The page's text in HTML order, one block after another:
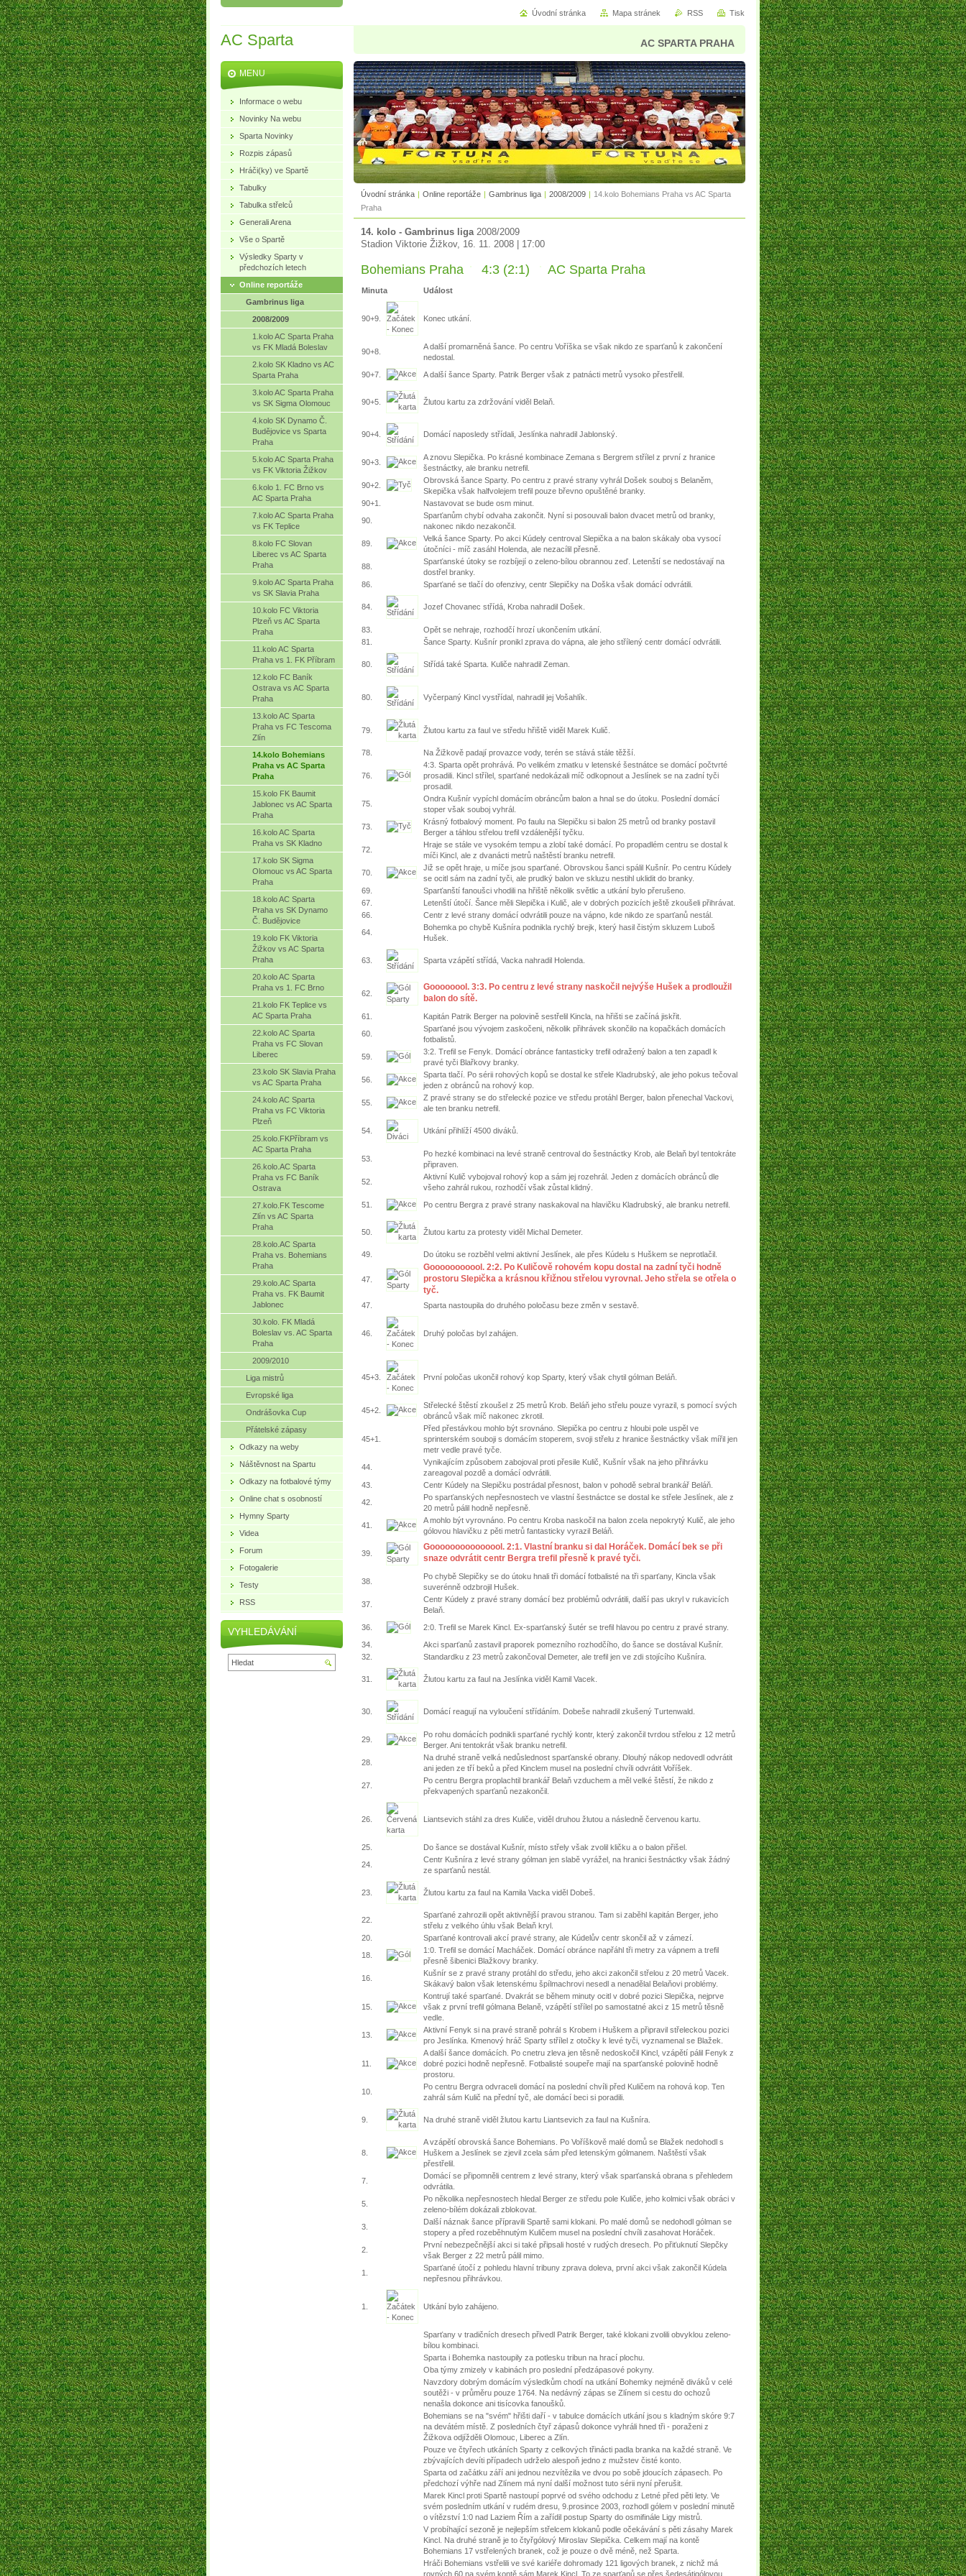
AC Sparta AC SPARTA PRAHA
Úvodní stránka | Online reportáže | Gambrinus liga | 2008/2009 | 14.kolo Bohemians Praha vs AC Sparta
Praha
14. kolo - Gambrinus liga 2008/2009
Stadion Viktorie Žižkov, 16. 11. 2008 | 17:00
Bohemians Praha 4:3 (2:1) AC Sparta Praha
Minuta Událost
90+9. Konec utkání.
90+8.
A další promarněná šance. Po centru Voříška se však nikdo ze sparťanů k zakončení
nedostal.
90+7.
A další šance Sparty. Patrik Berger však z patnácti metrů vysoko přestřelil.
90+5. Žlutou kartu za zdržování viděl Belaň.
90+4. Domácí naposledy střídali, Jeslínka nahradil Jablonský.
90+3.
A znovu Slepička. Po krásné kombinace Zemana s Bergrem střílel z první z hranice
šestnáctky, ale branku netrefil.
90+2.
Obrovská šance Sparty. Po centru z pravé strany vyhrál Došek souboj s Belaněm,
Skepička však halfvolejem trefil pouze břevno opuštěné branky.
90+1.
Nastavovat se bude osm minut.
90.
Sparťanům chybí odvaha zakončit. Nyní si posouvali balon dvacet metrů od branky,
nakonec nikdo nezakončil.
89.
Velká šance Sparty. Po akci Kúdely centroval Slepička a na balon skákaly oba vysocí
útočníci - míč zasáhl Holenda, ale nezacílil přesně.
88.
Sparťanské útoky se rozbíjejí o zeleno-bílou obrannou zeď. Letenští se nedostávají na
dostřel branky.
86.
Sparťané se tlačí do ofenzivy, centr Slepičky na Doška však domácí odvrátili.
84. Jozef Chovanec střídá, Kroba nahradil Došek.
83.
Opět se nehraje, rozhodčí hrozí ukončením utkání.
81.
Šance Sparty. Kušnír pronikl zprava do vápna, ale jeho střílený centr domácí odvrátili.
80. Střídá také Sparta. Kuliče nahradil Zeman.
80. Vyčerpaný Kincl vystřídal, nahradil jej Vošahlík.
79. Žlutou kartu za faul ve středu hřiště viděl Marek Kulič.
78. Na Žižkově padají provazce vody, terén se stává stále těžší.
76.
4:3. Sparta opět prohrává. Po velikém zmatku v letenské šestnátce se domácí počtvrté
prosadili. Kincl střílel, sparťané nedokázali míč odkopnout a Jeslínek se na zadní tyči
prosadil.
75.
Ondra Kušnír vypíchl domácím obráncům balon a hnal se do útoku. Poslední domácí
stoper však souboj vyhrál.
73.
Krásný fotbalový moment. Po faulu na Slepičku si balon 25 metrů od branky postavil
Berger a táhlou střelou trefil vzdálenější tyčku.
72.
Hraje se stále ve vysokém tempu a zlobí také domácí. Po propadlém centru se dostal k
míči Kincl, ale z dvanácti metrů naštěstí branku netrefil.
70.
Již se opět hraje, u míče jsou sparťané. Obrovskou šanci spálil Kušnír. Po centru Kúdely
se ocitl sám na zadní tyči, ale prudký balon ve skluzu nestihl uklidit do branky.
69.
Sparťanští fanoušci vhodili na hřiště několik světlic a utkání bylo přerušeno.
67.
Letenští útočí. Šance měli Slepička i Kulič, ale v dobrých pozicích ještě zkoušeli přihrávat.
66.
Centr z levé strany domácí odvrátili pouze na vápno, kde nikdo ze sparťanů nestál.
64.
Bohemka po chybě Kušníra podnikla rychlý brejk, který hasil čistým skluzem Luboš
Hušek.
63. Sparta vzápětí střídá, Vacka nahradil Holenda.
62.
Goooooool. 3:3. Po centru z levé strany naskočil nejvýše Hušek a prodloužil
balon do sítě.
61.
Kapitán Patrik Berger na polovině sestřelil Kincla, na hřišti se začíná jiskřit.
60.
Sparťané jsou vývojem zaskočeni, několik přihrávek skončilo na kopačkách domácích
fotbalistů.
59.
3:2. Trefil se Fenyk. Domácí obránce fantasticky trefil odražený balon a ten zapadl k
pravé tyči Blařkovy branky.
56.
Sparta tlačí. Po sérii rohových kopů se dostal ke střele Kladrubský, ale jeho pokus tečoval
jeden z obránců na rohový kop.
55.
Z pravé strany se do střelecké pozice ve středu protáhl Berger, balon přenechal Vackovi,
ale ten branku netrefil.
54. Utkání přihlíží 4500 diváků.
53.
Po hezké kombinaci na levé straně centroval do šestnáctky Krob, ale Belaň byl tentokráte
připraven.
52.
Aktivní Kulič vybojoval rohový kop a sám jej rozehrál. Jeden z domácích obránců dle
všeho zahrál rukou, rozhodčí však zůstal klidný.
51.
Po centru Bergra z pravé strany naskakoval na hlavičku Kladrubský, ale branku netrefil.
50. Žlutou kartu za protesty viděl Michal Demeter.
49. Do útoku se rozběhl velmi aktivní Jeslínek, ale přes Kúdelu s Huškem se neprotlačil.
47.
Gooooooooool. 2:2. Po Kuličově rohovém kopu dostal na zadní tyči hodně
prostoru Slepička a krásnou křižnou střelou vyrovnal. Jeho střela se otřela o
tyč.
47. Sparta nastoupila do druhého poločasu beze změn v sestavě.
46. Druhý poločas byl zahájen.
45+3. První poločas ukončil rohový kop Sparty, který však chytil gólman Beláň.
45+2.
Střelecké štěstí zkoušel z 25 metrů Krob. Beláň jeho střelu pouze vyrazil, s pomocí svých
obránců však míč nakonec zkrotil.
45+1.
Před přestávkou mohlo být srovnáno. Slepička po centru z hloubi pole uspěl ve
sprinterském souboji s domácím stoperem, svoji střelu z hranice šestnáctky však mířil jen
metr vedle pravé tyče.
44.
Vynikajícím způsobem zabojoval proti přesile Kulič, Kušnír však na jeho přihrávku
zareagoval pozdě a domácí odvrátili.
43.
Centr Kúdely na Slepičku postrádal přesnost, balon v pohodě sebral brankář Beláň.
42.
Po sparťanských nepřesnostech ve vlastní šestnáctce se dostal ke střele Jeslínek, ale z
20 metrů pálil hodně nepřesně.
41.
A mohlo být vyrovnáno. Po centru Kroba naskočil na balon zcela nepokrytý Kulič, ale jeho
gólovou hlavičku z pěti metrů fantasticky vyrazil Beláň.
39.
Gooooooooooooool. 2:1. Vlastní branku si dal Horáček. Domácí bek se při
snaze odvrátit centr Bergra trefil přesně k pravé tyči.
38.
Po chybě Slepičky se do útoku hnali tři domácí fotbalisté na tři sparťany, Kincla však
suverénně odzbrojil Hušek.
37.
Centr Kúdely z pravé strany domácí bez problémů odvrátili, další pas ukryl v rukavicích
Belaň.
36.
2:0. Trefil se Marek Kincl. Ex-sparťanský šutér se trefil hlavou po centru z pravé strany.
34.
Akci sparťanů zastavil praporek pomezního rozhodčího, do šance se dostával Kušnír.
32.
Standardku z 23 metrů zakončoval Demeter, ale trefil jen ve zdi stojícího Kušníra.
31. Žlutou kartu za faul na Jeslínka viděl Kamil Vacek.
30. Domácí reagují na vyloučení střídáním. Dobeše nahradil zkušený Turtenwald.
29.
Po rohu domácích podnikli sparťané rychlý kontr, který zakončil tvrdou střelou z 12 metrů
Berger. Ani tentokrát však branku netrefil.
28.
Na druhé straně velká nedůslednost sparťanské obrany. Dlouhý nákop nedovedl odvrátit
ani jeden ze tří beků a před Kinclem musel na poslední chvíli odvrátit Voříšek.
27.
Po centru Bergra proplachtil brankář Belaň vzduchem a měl velké štěstí, že nikdo z
překvapených sparťanů nezakončil.
26. Liantsevich stáhl za dres Kuliče, viděl druhou žlutou a následně červenou kartu.
25.
Do šance se dostával Kušnír, místo střely však zvolil kličku a o balon přišel.
24.
Centr Kušníra z levé strany gólman jen slabě vyrážel, na hranici šestnáctky však žádný
ze sparťanů nestál.
23. Žlutou kartu za faul na Kamila Vacka viděl Dobeš.
22.
Sparťané zahrozili opět aktivnější pravou stranou. Tam si zaběhl kapitán Berger, jeho
střelu z velkého úhlu však Belaň kryl.
20.
Sparťané kontrovali akcí pravé strany, ale Kúdelův centr skončil až v zámezí.
18.
1:0. Trefil se domácí Macháček. Domácí obránce napřáhl tři metry za vápnem a trefil
přesně šibenici Blažkovy branky.
16.
Kušnír se z pravé strany protáhl do středu, jeho akci zakončil střelou z 20 metrů Vacek.
Skákavý balon však letenskému špílmachrovi nesedl a nenadělal Belaňovi problémy.
15.
Kontrují také sparťané. Dvakrát se během minuty ocitl v dobré pozici Slepička, nejprve
však z první trefil gólmana Belaně, vzápětí střílel po samostatné akci z 15 metrů těsně
vedle.
13.
Aktivní Fenyk si na pravé straně pohrál s Krobem i Huškem a připravil střeleckou pozici
pro Jeslínka. Kmenový hráč Sparty střílel z otočky k levé tyči, vyznamenal se Blažek.
11.
A další šance domácích. Po cnetru zleva jen těsně nedoskočil Kincl, vzápětí pálil Fenyk z
dobré pozici hodně nepřesně. Fotbalisté soupeře mají na sparťanské polovině hodně
prostoru.
10.
Po centru Bergra odvraceli domácí na poslední chvíli před Kuličem na rohová kop. Ten
zahrál sám Kulič na přední tyč, ale domácí beci si poradili.
9. Na druhé straně viděl žlutou kartu Liantsevich za faul na Kušníra.
8.
A vzápětí obrovská šance Bohemians. Po Voříškově malé domů se Blažek nedohodl s
Huškem a Jeslínek se zjevil zcela sám před letenským gólmanem. Naštěstí však
přestřelil.
7.
Domácí se připomněli centrem z levé strany, který však sparťanská obrana s přehledem
odvrátila.
5.
Po několika nepřesnostech hledal Berger ze středu pole Kuliče, jeho kolmici však obráci v
zeleno-bílém dokázali zblokovat.
3.
Další náznak šance přípravili Spartě sami klokani. Po malé domů se nedohodl gólman se
stopery a před rozeběhnutým Kuličem musel na poslední chvíli zasahovat Horáček.
2.
První nebezpečnější akci si také připsali hosté v rudých dresech. Po přiťuknutí Slepčky
však Berger z 22 metrů pálil mimo.
1.
Sparťané útočí z pohledu hlavní tribuny zprava doleva, první akci však zakončil Kúdela
nepřesnou přihrávkou.
1. Utkání bylo zahájeno.
Sparťany v tradičních dresech přivedl Patrik Berger, také klokani zvolili obvyklou zeleno-
bílou kombinaci.
Sparta i Bohemka nastoupily za potlesku tribun na hrací plochu.
Oba týmy zmizely v kabinách pro poslední předzápasové pokyny.
Navzdory dobrým domácím výsledkům chodí na utkání Bohemky nejméně diváků v celé
soutěži - v průměru pouze 1764. Na nedávný zápas se Zlínem si cestu do ochozů
nenašla dokonce ani tisícovka fanoušků.
Bohemians se na "svém" hřišti daří - v tabulce domácích utkání jsou s kladným skóre 9:7
na devátém místě. Z posledních čtyř zápasů dokonce vyhráli hned tři - poraženi z
Žižkova odjížděli Olomouc, Liberec a Zlín.
Pouze ve čtyřech utkáních Sparty z celkových třinácti padla branka na každé straně. Ve
zbývajících devíti případech udrželo alespoň jedno z mužstev čisté konto.
Sparta od začátku září ani jednou nezvítězila ve dvou po sobě jdoucích zápasech. Po
předchozí výhře nad Zlínem má nyní další možnost tuto sérii nyní přerušit.
Marek Kincl proti Spartě nastoupí poprvé od svého odchodu z Letné před pěti lety. Ve
svém posledním utkání v rudém dresu, 9.prosince 2003, rozhodl gólem v poslední minutě
o vítězství 1:0 nad Laziem Řím a zařídil postup Sparty do osmifinále Ligy mistrů.
V probíhající sezoně je nejlepším střelcem klokanů podle očekávání s pěti zásahy Marek
Kincl. Na druhé straně je to čtyřgólový Miroslav Slepička. Celkem mají na kontě
Bohemians 17 vstřelených branek, což je pouze o dvě méně, než Sparta.
Hráči Bohemians vstřelili ve své kariéře dohromady 121 ligových branek, z nichž má
rovných 60 na svém kontě sám Marek Kincl. To ze sparťanů se přes šedesátigólovou
MENU
Informace o webu
Novinky Na webu
Sparta Novinky
Rozpis zápasů
Hráči(ky) ve Spartě
Tabulky
Tabulka střelců
Generali Arena
Vše o Spartě
Výsledky Sparty v
předchozích letech
Online reportáže
Gambrinus liga
2008/2009
1.kolo AC Sparta Praha
vs FK Mladá Boleslav
2.kolo SK Kladno vs AC
Sparta Praha
3.kolo AC Sparta Praha
vs SK Sigma Olomouc
4.kolo SK Dynamo Č.
Budějovice vs Sparta
Praha
5.kolo AC Sparta Praha
vs FK Viktoria Žižkov
6.kolo 1. FC Brno vs
AC Sparta Praha
7.kolo AC Sparta Praha
vs FK Teplice
8.kolo FC Slovan
Liberec vs AC Sparta
Praha
9.kolo AC Sparta Praha
vs SK Slavia Praha
10.kolo FC Viktoria
Plzeň vs AC Sparta
Praha
11.kolo AC Sparta
Praha vs 1. FK Příbram
12.kolo FC Baník
Ostrava vs AC Sparta
Praha
13.kolo AC Sparta
Praha vs FC Tescoma
Zlín
14.kolo Bohemians
Praha vs AC Sparta
Praha
15.kolo FK Baumit
Jablonec vs AC Sparta
Praha
16.kolo AC Sparta
Praha vs SK Kladno
17.kolo SK Sigma
Olomouc vs AC Sparta
Praha
18.kolo AC Sparta
Praha vs SK Dynamo
Č. Budějovice
19.kolo FK Viktoria
Žižkov vs AC Sparta
Praha
20.kolo AC Sparta
Praha vs 1. FC Brno
21.kolo FK Teplice vs
AC Sparta Praha
22.kolo AC Sparta
Praha vs FC Slovan
Liberec
23.kolo SK Slavia Praha
vs AC Sparta Praha
24.kolo AC Sparta
Praha vs FC Viktoria
Plzeň
25.kolo.FKPříbram vs
AC Sparta Praha
26.kolo.AC Sparta
Praha vs FC Baník
Ostrava
27.kolo.FK Tescome
Zlín vs AC Sparta
Praha
28.kolo.AC Sparta
Praha vs. Bohemians
Praha
29.kolo.AC Sparta
Praha vs. FK Baumit
Jablonec
30.kolo. FK Mladá
Boleslav vs. AC Sparta
Praha
2009/2010
Liga mistrů
Evropské liga
Ondrášovka Cup
Přátelské zápasy
Odkazy na weby
Náštěvnost na Spartu
Odkazy na fotbalové týmy
Online chat s osobností
Hymny Sparty
Videa
Forum
Fotogalerie
Testy
RSS
VYHLEDÁVÁNÍ
Úvodní stránka Mapa stránek RSS Tisk